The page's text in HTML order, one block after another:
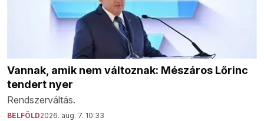
Vannak, amik nem változnak: Mészáros Lőrinc
tendert nyer
Rendszerváltás.
BELFÖLD2026. aug. 7. 10:33